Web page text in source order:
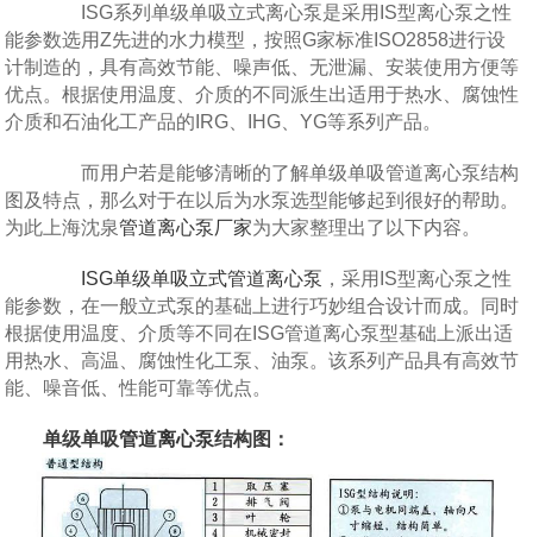
ISG系列单级单吸立式离心泵是采用IS型离心泵之性
能参数选用Z先进的水力模型，按照G家标准ISO2858进行设
计制造的，具有高效节能、噪声低、无泄漏、安装使用方便等
优点。根据使用温度、介质的不同派生出适用于热水、腐蚀性
介质和石油化工产品的IRG、IHG、YG等系列产品。
而用户若是能够清晰的了解单级单吸管道离心泵结构
图及特点，那么对于在以后为水泵选型能够起到很好的帮助。
为此上海沈泉管道离心泵厂家为大家整理出了以下内容。
ISG单级单吸立式管道离心泵 ，采用IS型离心泵之性
能参数，在一般立式泵的基础上进行巧妙组合设计而成。同时
根据使用温度、介质等不同在ISG管道离心泵型基础上派出适
用热水、高温、腐蚀性化工泵、油泵。该系列产品具有高效节
能、噪音低、性能可靠等优点。
单级单吸管道离心泵结构图：